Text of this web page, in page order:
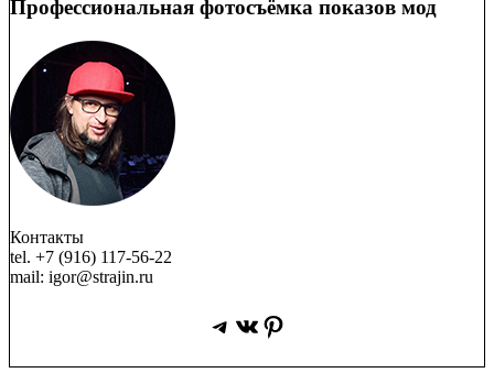
Профессиональная фотосъёмка показов мод
Контакты
tel. +7 (916) 117-56-22
mail: igor@strajin.ru
Telegram
ВКонтакте
Pinterest